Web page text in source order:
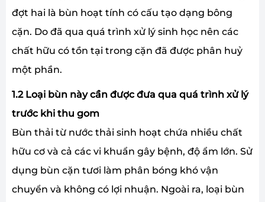
đợt hai là bùn hoạt tính có cấu tạo dạng bông
cặn. Do đã qua quá trình xử lý sinh học nên các
chất hữu có tồn tại trong cặn đã được phân huỷ
một phần.
1.2 Loại bùn này cần được đưa qua quá trình xử lý
trước khi thu gom
Bùn thải từ nước thải sinh hoạt chứa nhiều chất
hữu cơ và cả các vi khuẩn gây bệnh, độ ẩm lớn. Sử
dụng bùn cặn tươi làm phân bóng khó vận
chuyển và không có lợi nhuận. Ngoài ra, loại bùn